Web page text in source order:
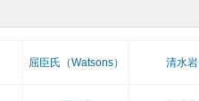
屈臣氏（Watsons） 清水岩